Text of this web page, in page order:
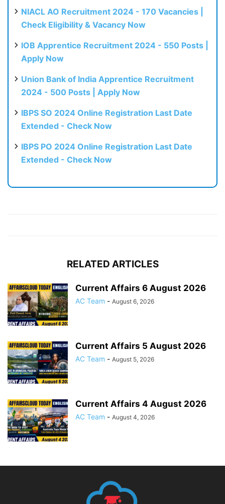
NIACL AO Recruitment 2024 - 170 Vacancies |
Check Eligibility & Vacancy Now
IOB Apprentice Recruitment 2024 - 550 Posts |
Apply Now
Union Bank of India Apprentice Recruitment
2024 - 500 Posts | Apply Now
IBPS SO 2024 Online Registration Last Date
Extended - Check Now
IBPS PO 2024 Online Registration Last Date
Extended - Check Now
RELATED ARTICLES
Current Affairs 6 August 2026
AC Team - August 6, 2026
Current Affairs 5 August 2026
AC Team - August 5, 2026
Current Affairs 4 August 2026
AC Team - August 4, 2026